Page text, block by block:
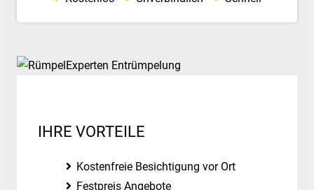
IHRE VORTEILE
Kostenfreie Besichtigung vor Ort
Festpreis Angebote